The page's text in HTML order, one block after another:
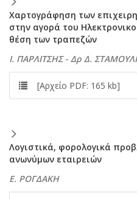
Χαρτογράφηση των
στην αγορά του
θέση των τραπεζών
Ι. ΠΑΡΛΙΤΣΗΣ - Δρ Δ.
[Αρχείο PDF: 165 kb]
Λογιστικά, φορολογικά
ανωνύμων εταιρειών
Ε. ΡΟΓΔΑΚΗ